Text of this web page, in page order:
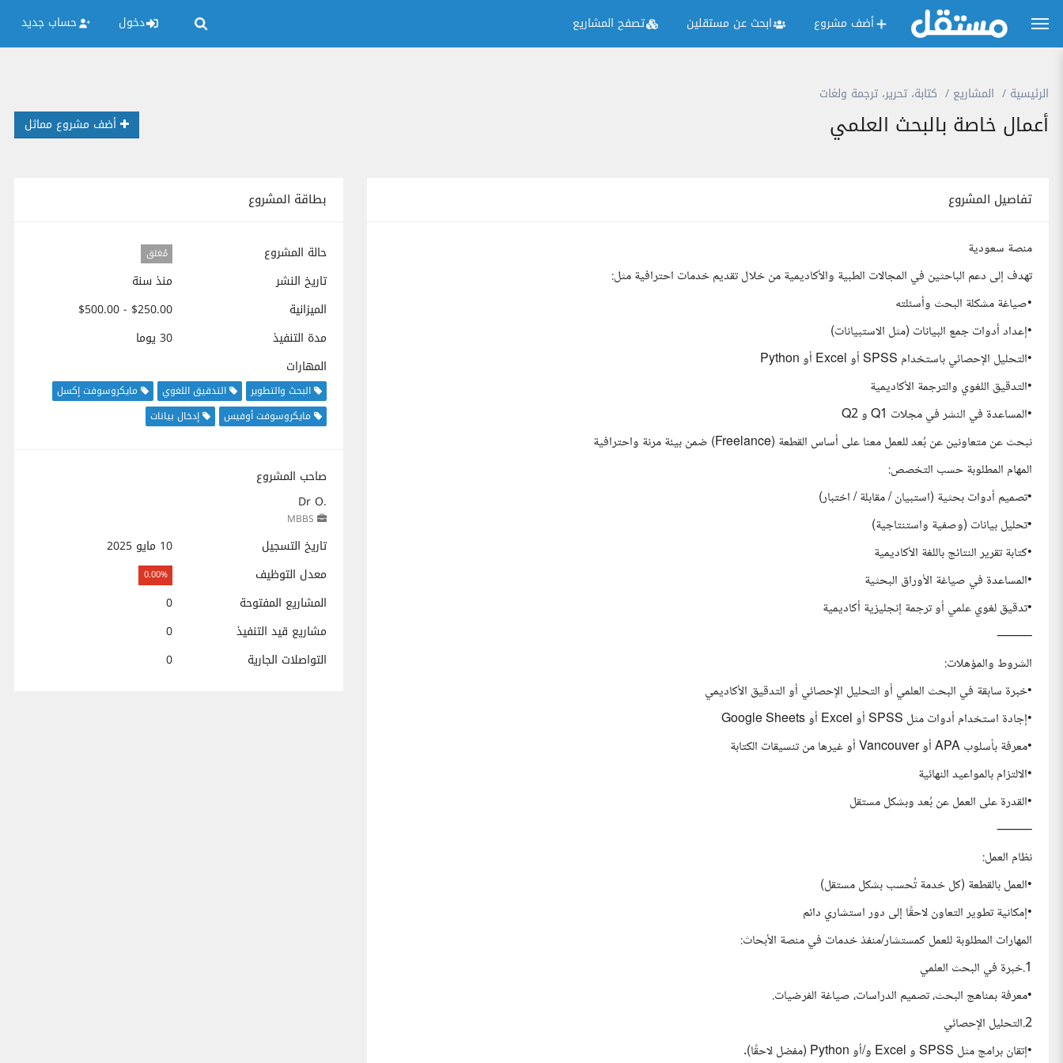
أضف مشروع ابحث عن مستقلين تصفح المشاريع دخول حساب جديد
الرئيسية المشاريع كتابة، تحرير، ترجمة ولغات
أعمال خاصة بالبحث العلمي أضف مشروع مماثل
بطاقة المشروع
حالة المشروع مُغلق
تاريخ النشر
منذ سنة
الميزانية
$250.00 - $500.00
مدة التنفيذ
30 يوما
المهارات
البحث والتطوير التدقيق اللغوي
مايكروسوفت إكسل
مايكروسوفت أوفيس
إدخال بيانات
صاحب المشروع
Dr O.
تاريخ التسجيل
10 مايو 2025
معدل التوظيف
0.00%
المشاريع المفتوحة
0
مشاريع قيد التنفيذ
0
التواصلات الجارية
0
تفاصيل المشروع
منصة سعودية
تهدف إلى دعم الباحثين في المجالات الطبية والأكاديمية من خلال تقديم خدمات احترافية مثل:
•صياغة مشكلة البحث وأسئلته
•إعداد أدوات جمع البيانات (مثل الاستبيانات)
•التحليل الإحصائي باستخدام SPSS أو Excel أو Python
•التدقيق اللغوي والترجمة الأكاديمية
•المساعدة في النشر في مجلات Q1 و Q2
نبحث عن متعاونين عن بُعد للعمل معنا على أساس القطعة (Freelance) ضمن بيئة مرنة واحترافية
المهام المطلوبة حسب التخصص:
•تصميم أدوات بحثية (استبيان / مقابلة / اختبار)
•تحليل بيانات (وصفية واستنتاجية)
•كتابة تقرير النتائج باللغة الأكاديمية
•المساعدة في صياغة الأوراق البحثية
•تدقيق لغوي علمي أو ترجمة إنجليزية أكاديمية
⸻
الشروط والمؤهلات:
•خبرة سابقة في البحث العلمي أو التحليل الإحصائي أو التدقيق الأكاديمي
•إجادة استخدام أدوات مثل SPSS أو Excel أو Google Sheets
•معرفة بأسلوب APA أو Vancouver أو غيرها من تنسيقات الكتابة
•الالتزام بالمواعيد النهائية
•القدرة على العمل عن بُعد وبشكل مستقل
⸻
نظام العمل:
•العمل بالقطعة (كل خدمة تُحسب بشكل مستقل)
•إمكانية تطوير التعاون لاحقًا إلى دور استشاري دائم
المهارات المطلوبة للعمل كمستشار/منفذ خدمات في منصة الأبحاث:
1.خبرة في البحث العلمي
•معرفة بمناهج البحث، تصميم الدراسات، صياغة الفرضيات.
2.التحليل الإحصائي
•إتقان برامج مثل SPSS و Excel و/أو Python (مفضل لاحقًا).